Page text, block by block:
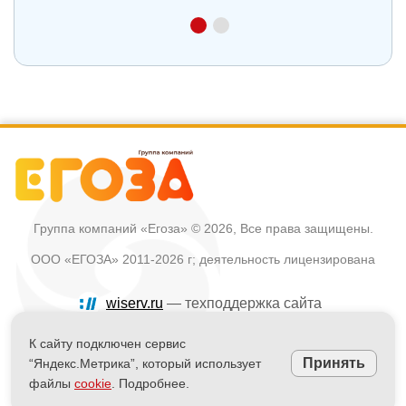
Группа компаний «Егоза» © 2026, Все права защищены.
ООО «ЕГОЗА» 2011-2026 г; деятельность лицензирована
wiserv.ru — техподдержка сайта
Политика в отношении обработки персональных данных
Информация на сайте не является публичной офертой
К сайту подключен сервис
“Яндекс.Метрика”, который использует
файлы cookie . Подробнее.
Принять